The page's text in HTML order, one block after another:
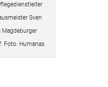
Sven
Magdeburger
Foto: Humanas